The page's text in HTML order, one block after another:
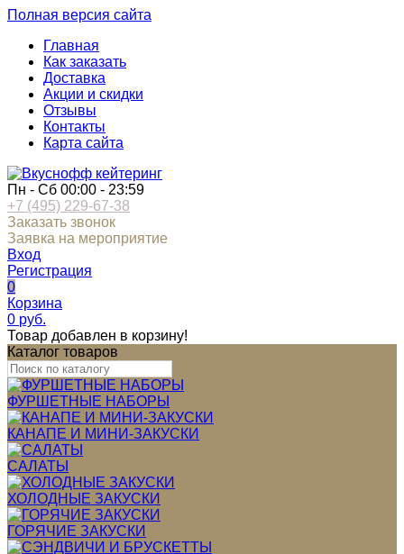
Полная версия сайта
Главная
Как заказать
Доставка
Акции и скидки
Отзывы
Контакты
Карта сайта
Пн - Сб 00:00 - 23:59
+7 (495) 229-67-38
Заказать звонок
Заявка на мероприятие
Вход
Регистрация
0
Корзина
0 руб.
Товар добавлен в корзину!
Каталог товаров
ФУРШЕТНЫЕ НАБОРЫ
КАНАПЕ И МИНИ-ЗАКУСКИ
САЛАТЫ
ХОЛОДНЫЕ ЗАКУСКИ
ГОРЯЧИЕ ЗАКУСКИ